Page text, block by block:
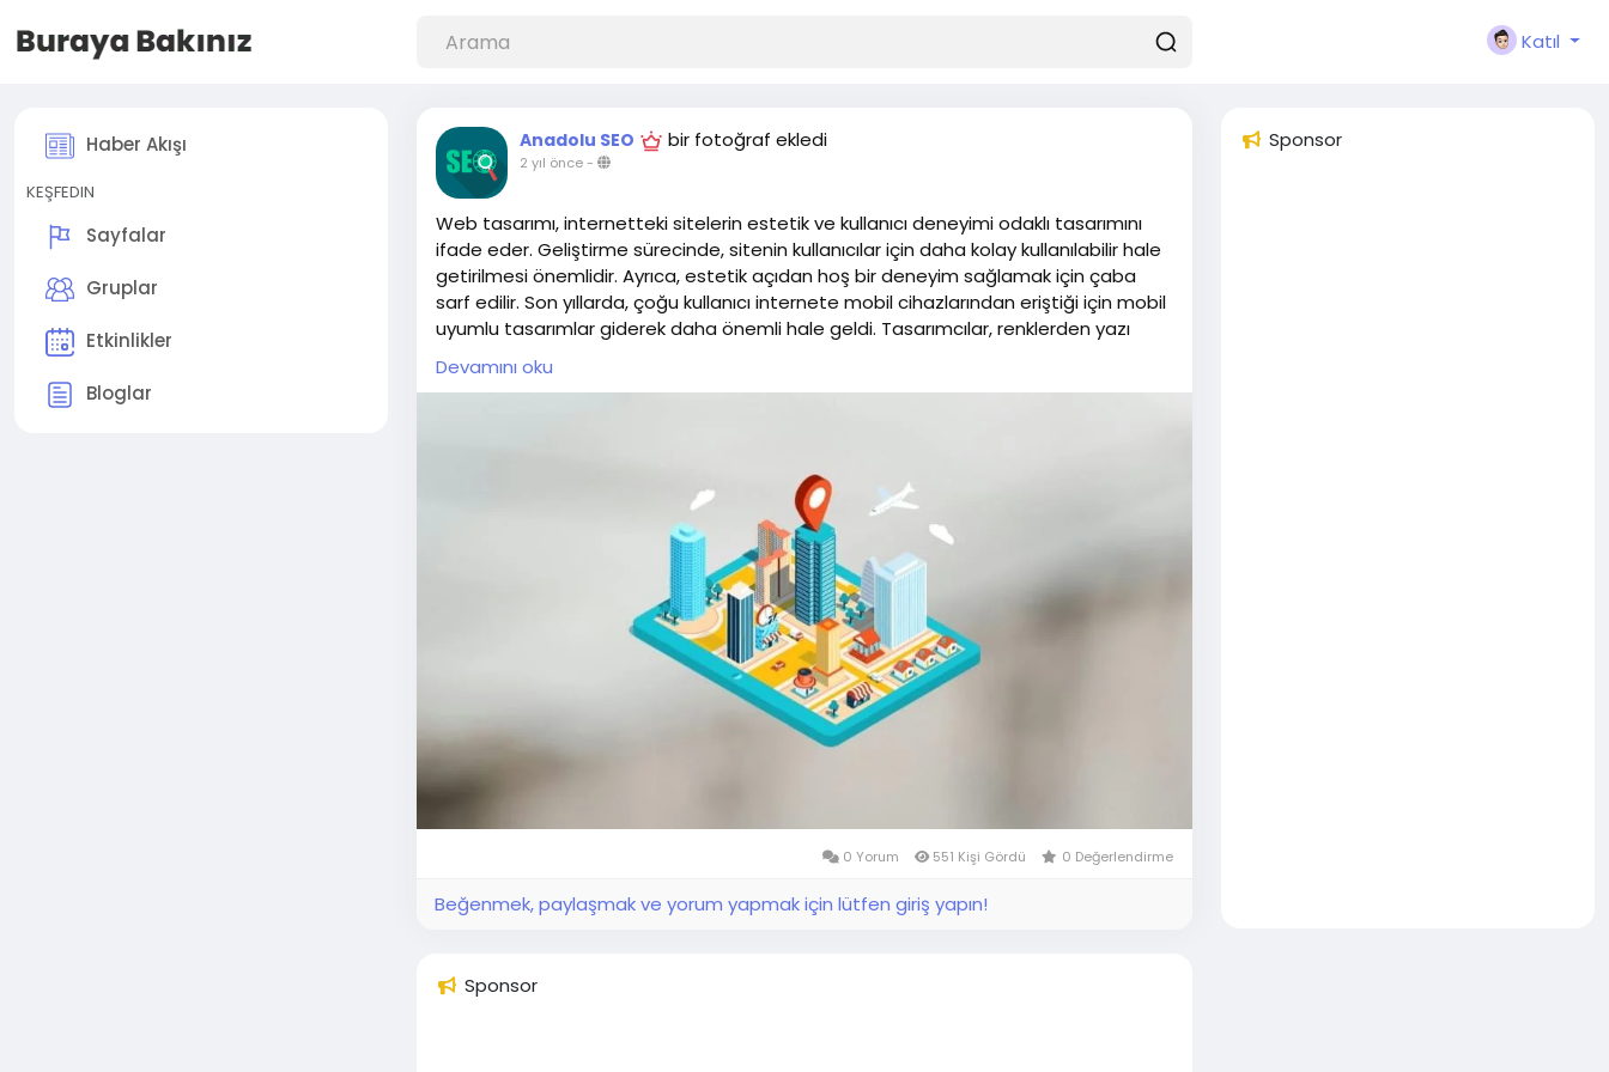
Katıl
Haber Akışı
KEŞFEDIN
Sayfalar
Gruplar
Etkinlikler
Bloglar
Anadolu SEO bir fotoğraf ekledi
2 yıl önce-
Web tasarımı, internetteki sitelerin estetik ve kullanıcı deneyimi odaklı tasarımını
ifade eder. Geliştirme sürecinde, sitenin kullanıcılar için daha kolay kullanılabilir hale
getirilmesi önemlidir. Ayrıca, estetik açıdan hoş bir deneyim sağlamak için çaba
sarf edilir. Son yıllarda, çoğu kullanıcı internete mobil cihazlarından eriştiği için mobil
uyumlu tasarımlar giderek daha önemli hale geldi. Tasarımcılar, renklerden yazı
tiplerine, sitenin görünümünden düzenine ve içeriğine kadar her ayrıntı üzerinde
dikkatlice çalışırlar.
kimliğini yansıtan bir arayüz oluşturmalıdır. Ayrıca, kullanıcıların ihtiyaçlarını karşılayan
bir arayüz oluşturmak, çevrimiçi varlığını güçlendirir.
Devamını oku
0 Yorum 551 Kişi Gördü 0 Değerlendirme
Beğenmek, paylaşmak ve yorum yapmak için lütfen giriş yapın!
Sponsor
Sponsor